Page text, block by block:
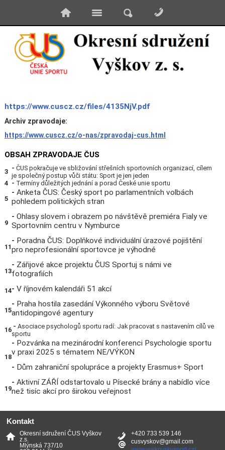
https://www.cuscz.cz/files/4135NjV.pdf
Archiv zpravodaje:
https://www.cuscz.cz/o-nas/zpravodaj-cus.html
OBSAH ZPRAVODAJE ČUS
3 - ČUS pokračuje ve sbližování střešních sportovních organizací, cílem
je společný postup vůči státu: Sport je jen jeden
4 - Termíny důležitých jednání a porad České unie sportu
5
- Anketa ČUS: Český sport po parlamentních volbách
pohledem politických stran
9
- Ohlasy slovem i obrazem po návštěvě premiéra Fialy ve
Sportovním centru v Nymburce
11
- Poradna ČUS: Doplňkové individuální úrazové pojištění
pro neprofesionální sportovce je výhodné
13
- Zářijové akce projektu ČUS Sportuj s námi ve
fotografiích
14- V říjnovém kalendáři 51 akcí
15
- Praha hostila zasedání Výkonného výboru Světové
antidopingové agentury
16 - Asociace psychologů sportu radí: Jak pracovat s nastavením cílů ve
sportu
18
- Pozvánka na mezinárodní konferenci Psychologie sportu
v praxi 2025 s tématem NE/VÝKON
- Dům zahraniční spolupráce a projekty Erasmus+ Sport
19
- Aktivní ZÁŘÍ odstartovalo u Písecké brány a nabídlo více
než tisíc akcí pro širokou veřejnost
Kontakt
Okresní sdružení ČUS Vyškov
z.s.
Mlýnská 737/10
+420 733 539 146
cusvyskov@gmail.com